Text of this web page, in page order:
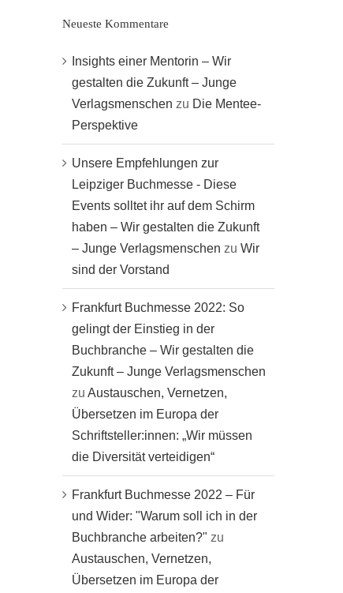
Neueste Kommentare
Insights einer Mentorin – Wir
gestalten die Zukunft – Junge
Verlagsmenschen zu Die Mentee-
Perspektive
Unsere Empfehlungen zur
Leipziger Buchmesse - Diese
Events solltet ihr auf dem Schirm
haben – Wir gestalten die Zukunft
– Junge Verlagsmenschen zu Wir
sind der Vorstand
Frankfurt Buchmesse 2022: So
gelingt der Einstieg in der
Buchbranche – Wir gestalten die
Zukunft – Junge Verlagsmenschen
zu Austauschen, Vernetzen,
Übersetzen im Europa der
Schriftsteller:innen: „Wir müssen
die Diversität verteidigen“
Frankfurt Buchmesse 2022 – Für
und Wider: "Warum soll ich in der
Buchbranche arbeiten?" zu
Austauschen, Vernetzen,
Übersetzen im Europa der